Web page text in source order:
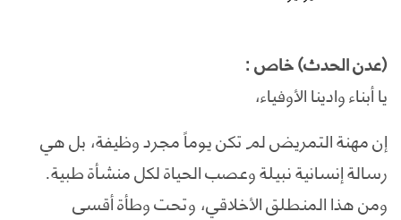
(عدن الحدث) خاص :
يا أبناء وادينا الأوفياء،
إن مهنة التمريض لم تكن يوماً مجرد وظيفة، بل هي
رسالة إنسانية نبيلة وعصب الحياة لكل منشأة طبية.
ومن هذا المنطلق الأخلاقي، وتحت وطأة أقسى